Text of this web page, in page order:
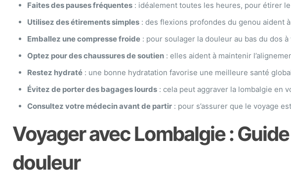
Faites des pauses fréquentes : idéalement toutes les heures, pour étirer
Utilisez des étirements simples : des flexions profondes du genou aident
Emballez une compresse froide : pour soulager la douleur au bas du dos
Optez pour des chaussures de soutien : elles aident à maintenir
Restez hydraté : une bonne hydratation favorise une meilleure santé
Évitez de porter des bagages lourds : cela peut aggraver la lombalgie en
Consultez votre médecin avant de partir : pour s’assurer que le voyage
Voyager avec Lombalgie :
douleur